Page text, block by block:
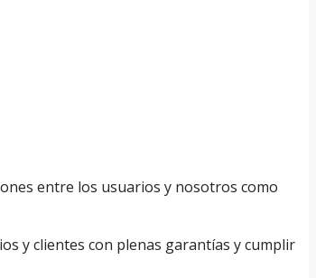
entre los usuarios y nosotros como
y clientes con plenas garantías y cumplir